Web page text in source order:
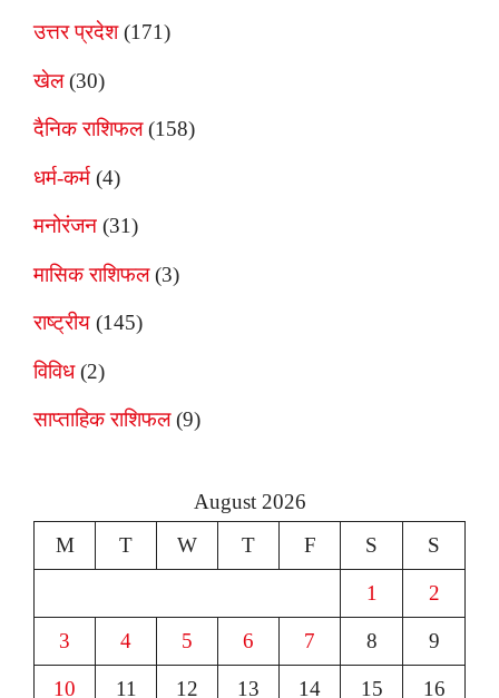
उत्तर प्रदेश(171)
खेल(30)
दैनिक राशिफल(158)
धर्म-कर्म (4)
मनोरंजन (31)
मासिक राशिफल(3)
राष्ट्रीय (145)
विविध(2)
साप्ताहिक राशिफल(9)
August 2026
M
T W T F S S
1 2
3 4 5 6 7 8 9
10 11 12 13 14 15 16